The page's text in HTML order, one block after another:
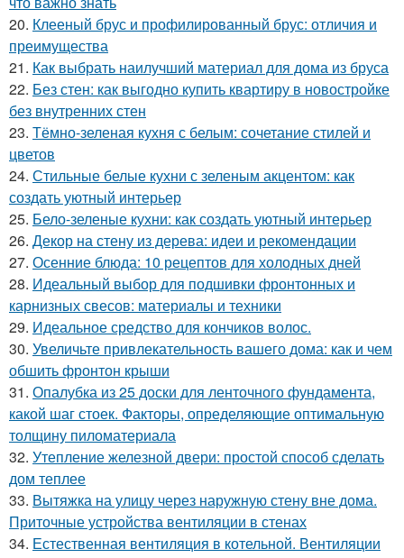
20. Клееный брус и профилированный брус: отличия и
преимущества
21. Как выбрать наилучший материал для дома из бруса
22. Без стен: как выгодно купить квартиру в новостройке
без внутренних стен
23. Тёмно-зеленая кухня с белым: сочетание стилей и
цветов
24. Стильные белые кухни с зеленым акцентом: как
создать уютный интерьер
25. Бело-зеленые кухни: как создать уютный интерьер
26. Декор на стену из дерева: идеи и рекомендации
27. Осенние блюда: 10 рецептов для холодных дней
28. Идеальный выбор для подшивки фронтонных и
карнизных свесов: материалы и техники
29. Идеальное средство для кончиков волос.
30. Увеличьте привлекательность вашего дома: как и чем
обшить фронтон крыши
31. Опалубка из 25 доски для ленточного фундамента,
какой шаг стоек. Факторы, определяющие оптимальную
толщину пиломатериала
32. Утепление железной двери: простой способ сделать
дом теплее
33. Вытяжка на улицу через наружную стену вне дома.
Приточные устройства вентиляции в стенах
34. Естественная вентиляция в котельной. Вентиляции